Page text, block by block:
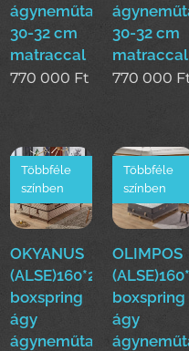
ágyneműtartóval
30-32 cm
matraccal
770 000 Ft
30-32 cm
matraccal
770 000
OKYANUS
(ALSE)160*200cm
boxspring
ágy
ágyneműtartóval
Többféle
színben
OLIMPOS
boxspring
ágy
Többféle
színben